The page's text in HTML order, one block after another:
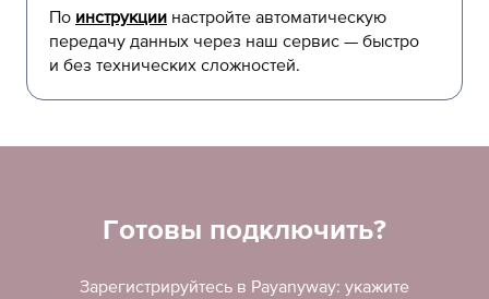
По инструкции настройте автоматическую
передачу данных через наш сервис — быстро
и без технических сложностей.
Готовы подключить?
Зарегистрируйтесь в Payanyway: укажите